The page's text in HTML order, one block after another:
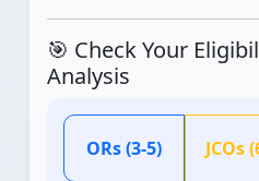
🎯 Check Your
Analysis
ORs (3-5) JCOs